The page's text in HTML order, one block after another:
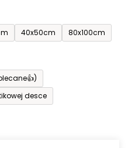
40x50cm 80x100cm
desce